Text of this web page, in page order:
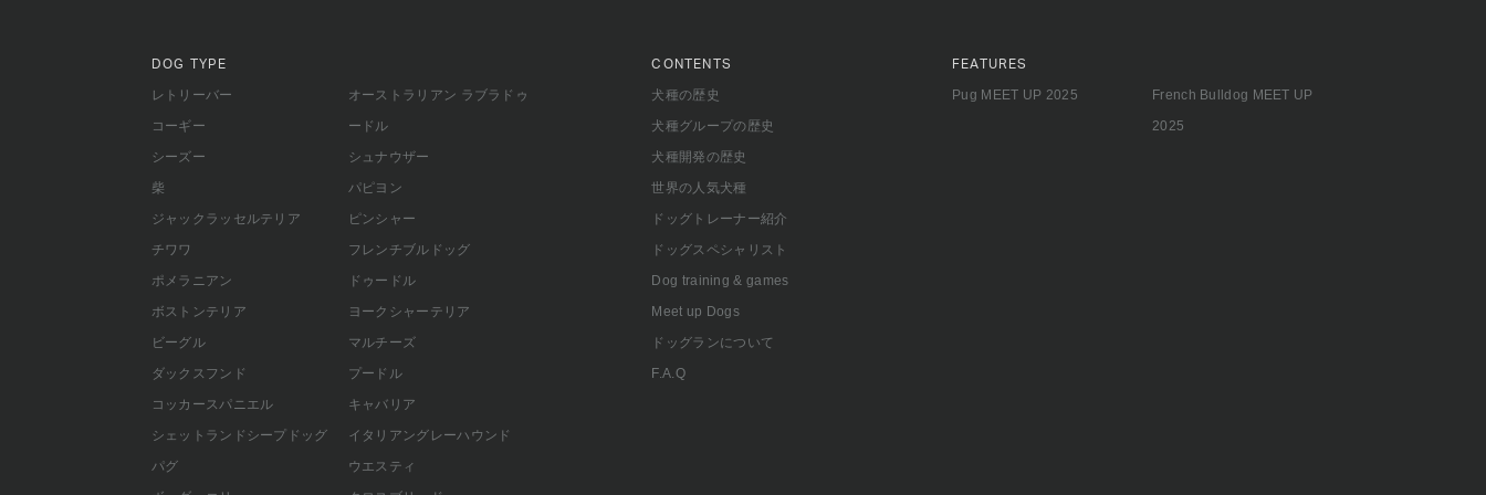
DOG TYPE
レトリーバー
コーギー
シーズー
柴
ジャックラッセルテリア
チワワ
ポメラニアン
ボストンテリア
ビーグル
ダックスフンド
コッカースパニエル
シェットランドシープドッグ
パグ
オーストラリアン ラブラドゥ
ードル
シュナウザー
パピヨン
ピンシャー
フレンチブルドッグ
ドゥードル
ヨークシャーテリア
マルチーズ
プードル
キャバリア
イタリアングレーハウンド
ウエスティ
CONTENTS
犬種の歴史
犬種グループの歴史
犬種開発の歴史
世界の人気犬種
ドッグトレーナー紹介
ドッグスペシャリスト
Dog training & games
Meet up Dogs
ドッグランについて
F.A.Q
FEATURES
Pug MEET UP 2025
French Bulldog MEET UP
2025